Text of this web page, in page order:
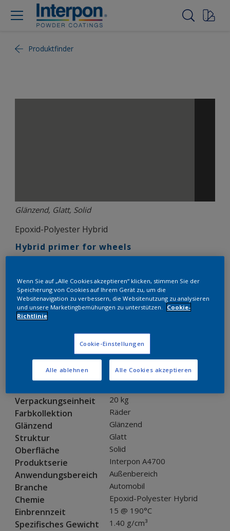
Produktfinder
Glänzend, Glatt, Solid
Epoxid-Polyester Hybrid
Hybrid primer for wheels
Muster bestellen
Produkteigenschaften
EL056JB
Verpackungseinheit 20 kg
Farbkollektion Räder
Glänzend Glänzend
Struktur Glatt
Oberfläche Solid
Produktserie Interpon A4700
Anwendungsbereich Außenbereich
Branche Automobil
Chemie Epoxid-Polyester Hybrid
Einbrennzeit 15 @ 190°C
Spezifisches Gewicht 1.40 g/cm³
Wenn Sie auf „Alle Cookies akzeptieren“ klicken, stimmen Sie der
Speicherung von Cookies auf Ihrem Gerät zu, um die
Websitenavigation zu verbessern, die Websitenutzung zu analysieren
und unsere Marketingbemühungen zu unterstützen.
Cookie-
Richtlinie
Cookie-Einstellungen
Alle ablehnen Alle Cookies akzeptieren